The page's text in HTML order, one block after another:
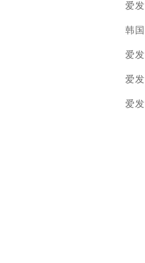
爱
韩
爱
爱
爱